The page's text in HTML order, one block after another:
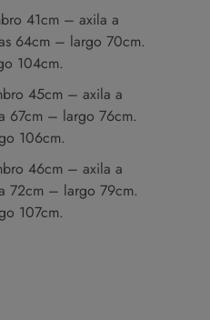
41cm – axila a
64cm – largo 70cm.
104cm.
45cm – axila a
67cm – largo 76cm.
106cm.
46cm – axila a
72cm – largo 79cm.
107cm.